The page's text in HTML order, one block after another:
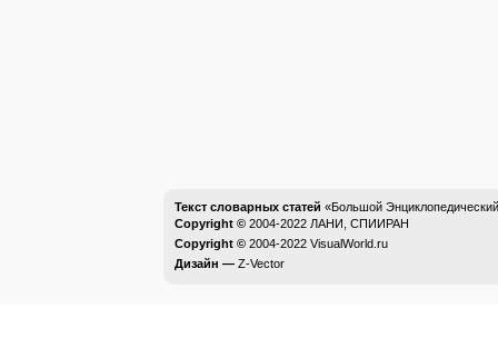
Текст словарных статей «Большой
Copyright © 2004-2022 ЛАНИ, СПИИРАН
Copyright © 2004-2022 VisualWorld.ru
Дизайн — Z-Vector